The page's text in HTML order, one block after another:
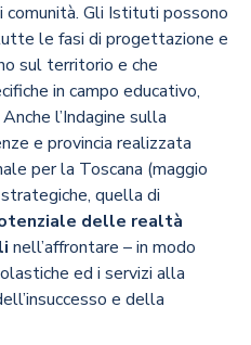
Gli Istituti possono
le fasi di progettazione e
sul territorio e che
in campo educativo,
l’Indagine sulla
e provincia realizzata
per la Toscana (maggio
quella di
delle realtà
nell’affrontare – in modo
ed i servizi alla
e della